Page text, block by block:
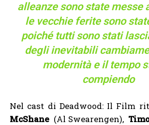
alleanze sono state messe
le vecchie ferite sono
poiché tutti sono stati
degli inevitabili
modernità e il tempo
compiendo
Nel cast di Deadwood: Il Film
McShane (Al Swearengen),